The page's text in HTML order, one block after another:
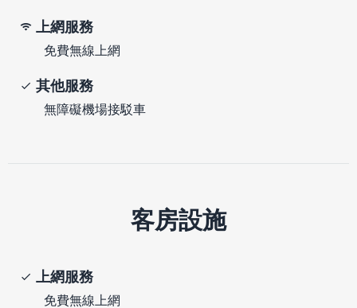
上網服務
免費無線上網
其他服務
無障礙機場接駁車
客房設施
上網服務
免費無線上網